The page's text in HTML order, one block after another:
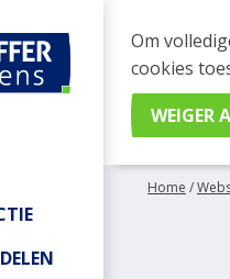
Je kan
Home /
Om
cookies